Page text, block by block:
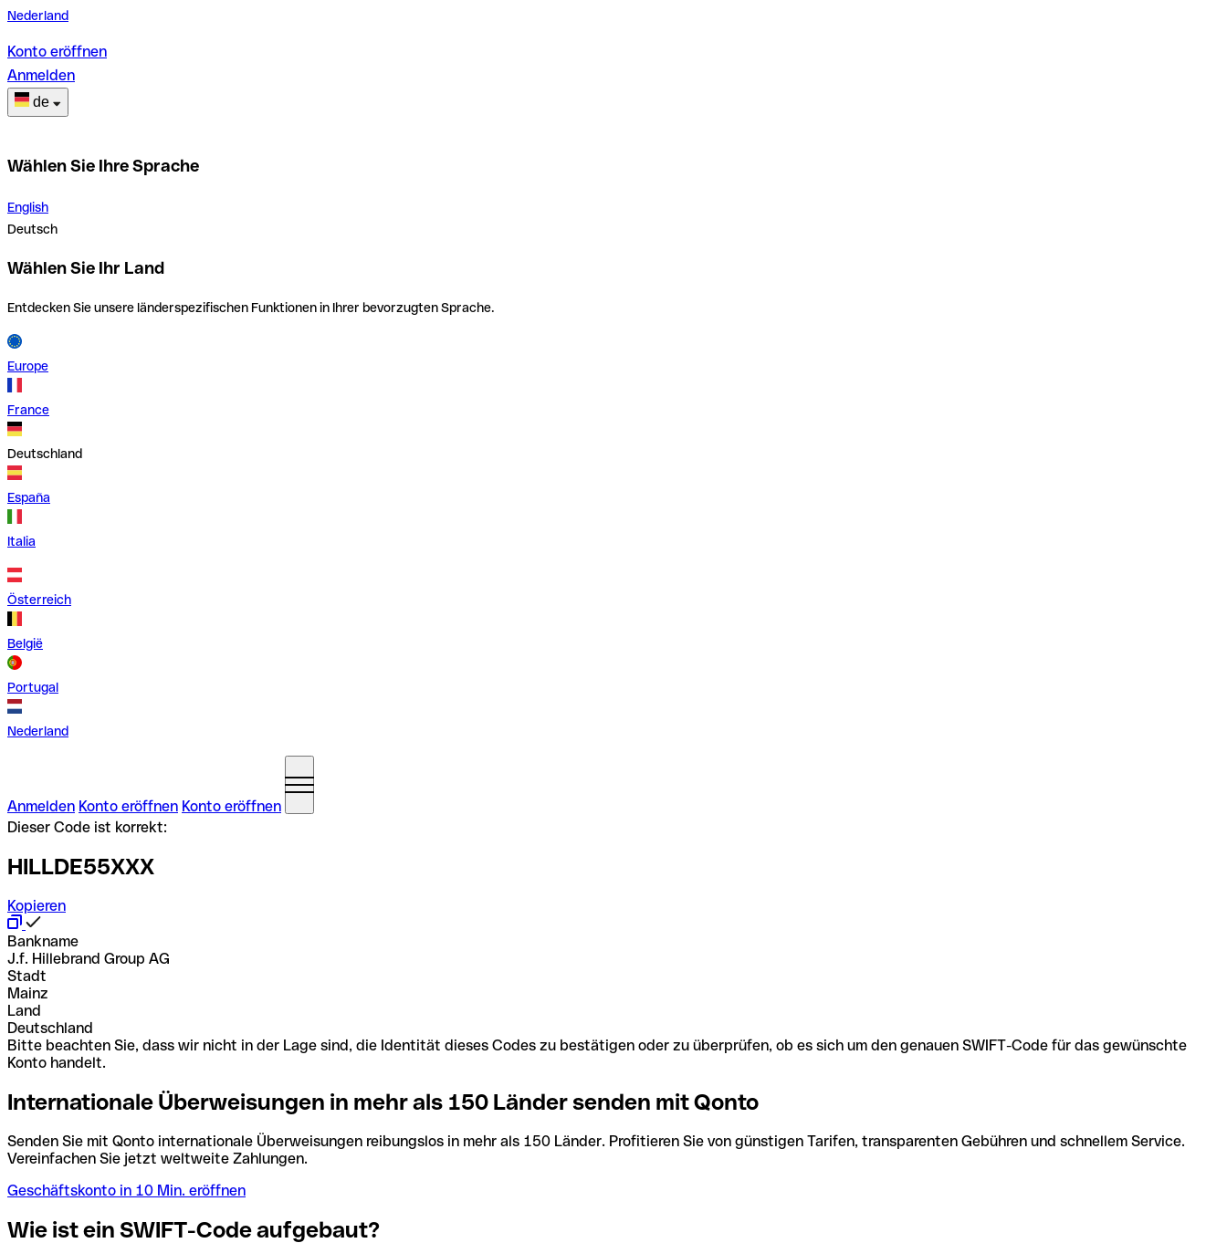
Nederland
Konto eröffnen
Anmelden
de
Wählen Sie Ihre Sprache
English
Deutsch
Wählen Sie Ihr Land
Entdecken Sie unsere länderspezifischen Funktionen in Ihrer bevorzugten Sprache.
Europe
France
Deutschland
España
Italia
Österreich
België
Portugal
Nederland
Anmelden Konto eröffnen Konto eröffnen
Dieser Code ist korrekt:
HILLDE55XXX
Kopieren
Bankname
J.f. Hillebrand Group AG
Stadt
Mainz
Land
Deutschland
Bitte beachten Sie, dass wir nicht in der Lage sind, die Identität dieses Codes zu bestätigen oder zu überprüfen, ob es sich um den genauen SWIFT-Code für das gewünschte
Konto handelt.
Internationale Überweisungen in mehr als 150 Länder senden mit Qonto
Senden Sie mit Qonto internationale Überweisungen reibungslos in mehr als 150 Länder. Profitieren Sie von günstigen Tarifen, transparenten Gebühren und schnellem Service.
Vereinfachen Sie jetzt weltweite Zahlungen.
Geschäftskonto in 10 Min. eröffnen
Wie ist ein SWIFT-Code aufgebaut?